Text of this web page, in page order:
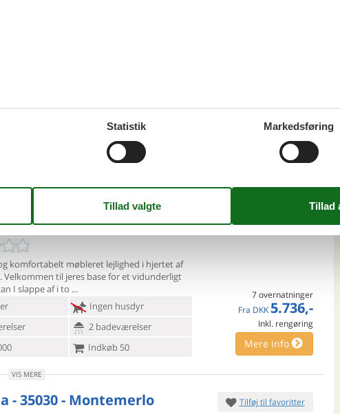
forståelse af middelalderlig kunst og kultur.
rådhus og retsbygning har en stor hal dekoreret med fresker, der
historiske og kulturelle liv i Padua.
en halv times kørsel fra Padua, er denne imponerende villa et
Den giver en dyb forståelse af regionens historiske storhed og
i Padua, book dit sommerhus nu og mærk den italienske
Gozzi - 35031 - Abano
komfortabelt møbleret lejlighed i hjertet af
Velkommen til jeres base for et vidunderligt
I slappe af i to
Ingen husdyr
2 badeværelser
Indkøb 50
7 overnatninger
Fra DKK 5.736,-
Inkl. rengøring
Mere info
VIS MERE
- 35030 - Montemerlo Tilføj til favoritter
Statistik Markedsføring